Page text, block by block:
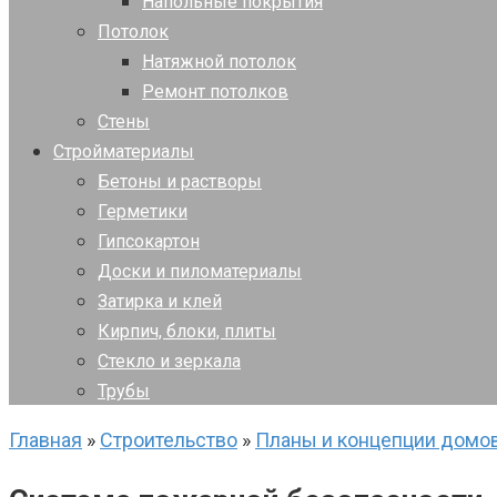
Потолок
Натяжной потолок
Ремонт потолков
Стены
Стройматериалы
Бетоны и растворы
Герметики
Гипсокартон
Доски и пиломатериалы
Затирка и клей
Кирпич, блоки, плиты
Стекло и зеркала
Трубы
Главная » Строительство » Планы и концепции